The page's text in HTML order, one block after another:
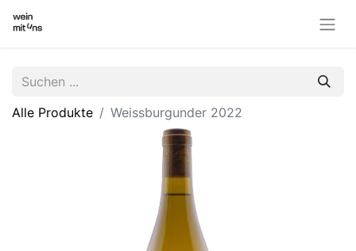
Alle Produkte Weissburgunder 2022